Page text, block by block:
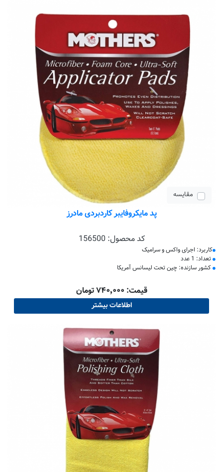
مقایسه
پد مایکروفایبر کاردبردی مادرز
کد محصول: 156500
کاربرد: اجرای واکس و سرامیک
تعداد: 1 عدد
کشور سازنده: چین تحت لیسانس آمریکا
قیمت: ۷۴۰٬۰۰۰ تومان
اطلاعات بیشتر